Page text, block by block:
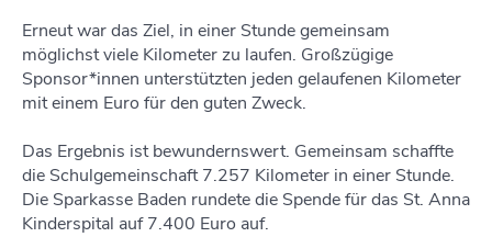
Erneut war das Ziel, in einer Stunde gemeinsam
möglichst viele Kilometer zu laufen. Großzügige
Sponsor*innen unterstützten jeden gelaufenen Kilometer
mit einem Euro für den guten Zweck.
Das Ergebnis ist bewundernswert. Gemeinsam schaffte
die Schulgemeinschaft 7.257 Kilometer in einer Stunde.
Die Sparkasse Baden rundete die Spende für das St. Anna
Kinderspital auf 7.400 Euro auf.